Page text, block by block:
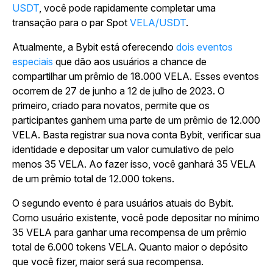
USDT, você pode rapidamente completar uma
transação para o par Spot VELA/USDT.
Atualmente, a Bybit está oferecendo dois eventos
especiais que dão aos usuários a chance de
compartilhar um prêmio de 18.000 VELA. Esses eventos
ocorrem de 27 de junho a 12 de julho de 2023. O
primeiro, criado para novatos, permite que os
participantes ganhem uma parte de um prêmio de 12.000
VELA. Basta registrar sua nova conta Bybit, verificar sua
identidade e depositar um valor cumulativo de pelo
menos 35 VELA. Ao fazer isso, você ganhará 35 VELA
de um prêmio total de 12.000 tokens.
O segundo evento é para usuários atuais do Bybit.
Como usuário existente, você pode depositar no mínimo
35 VELA para ganhar uma recompensa de um prêmio
total de 6.000 tokens VELA. Quanto maior o depósito
que você fizer, maior será sua recompensa.